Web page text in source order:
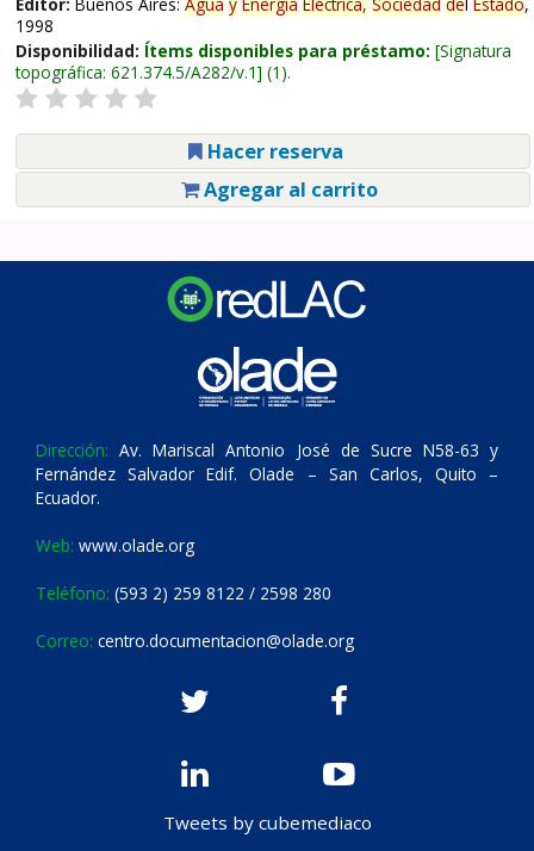
1998
Disponibilidad: Ítems disponibles para préstamo: Signatura
topográfica: 621.374.5/A282/v.1 (1).
Hacer reserva
Agregar al carrito
Dirección: Av. Mariscal Antonio José de Sucre N58-63 y
Fernández Salvador Edif. Olade – San Carlos, Quito –
Ecuador.
Web: www.olade.org
Teléfono: (593 2) 259 8122 / 2598 280
Correo: centro.documentacion@olade.org
Tweets by cubemediaco